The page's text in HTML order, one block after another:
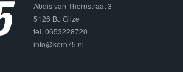
Abdis van Thornstraat 3
5126 BJ Gilze
tel. 0653228720
info@kern75.nl